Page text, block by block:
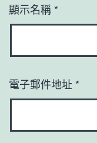
顯示名稱 *
電子郵件地址 *